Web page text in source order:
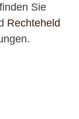
Sie
Rechteheld